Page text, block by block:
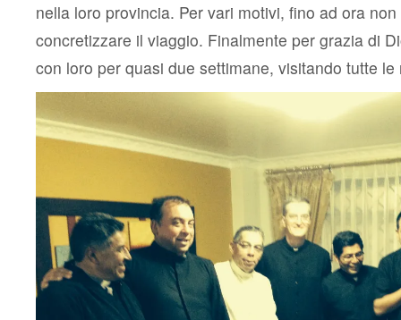
nella loro provincia. Per vari motivi, fino ad ora
concretizzare il viaggio. Finalmente per grazia di
con loro per quasi due settimane, visitando tutte